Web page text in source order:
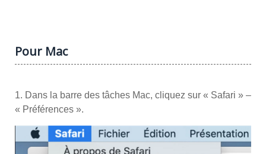
Pour Mac
1. Dans la barre des tâches Mac, cliquez sur « Safari » –
« Préférences ».